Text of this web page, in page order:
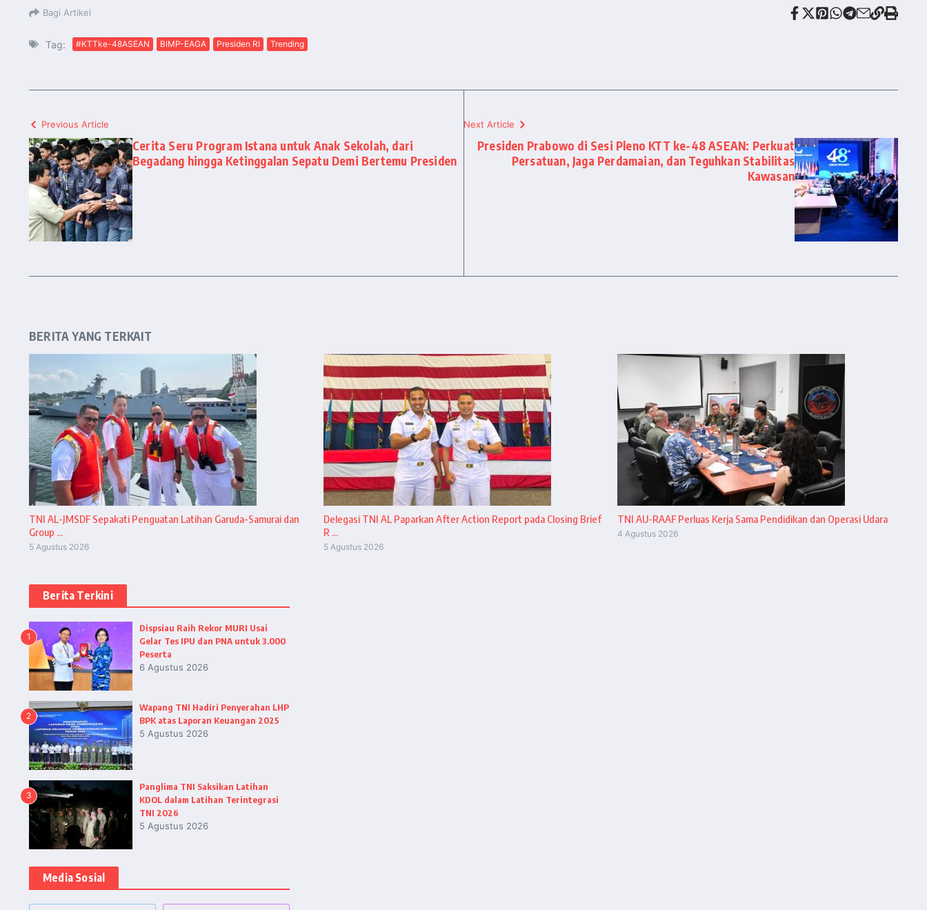
Bagi Artikel
Tag: #KTTke-48ASEAN BIMP-EAGA Presiden RI Trending
Previous Article
Cerita Seru Program Istana untuk Anak Sekolah, dari
Begadang hingga Ketinggalan Sepatu Demi Bertemu Presiden
Next Article
Presiden Prabowo di Sesi Pleno KTT ke-48 ASEAN: Perkuat
Persatuan, Jaga Perdamaian, dan Teguhkan Stabilitas
Kawasan
BERITA YANG TERKAIT
TNI AL-JMSDF Sepakati Penguatan Latihan Garuda-Samurai dan
Group ...
5 Agustus 2026
Delegasi TNI AL Paparkan After Action Report pada Closing Brief
R ...
5 Agustus 2026
TNI AU-RAAF Perluas Kerja Sama Pendidikan dan Operasi Udara
4 Agustus 2026
Berita Terkini
1
Dispsiau Raih Rekor MURI Usai
Gelar Tes IPU dan PNA untuk 3.000
Peserta
6 Agustus 2026
2
Wapang TNI Hadiri Penyerahan LHP
BPK atas Laporan Keuangan 2025
5 Agustus 2026
3
Panglima TNI Saksikan Latihan
KDOL dalam Latihan Terintegrasi
TNI 2026
5 Agustus 2026
Media Sosial